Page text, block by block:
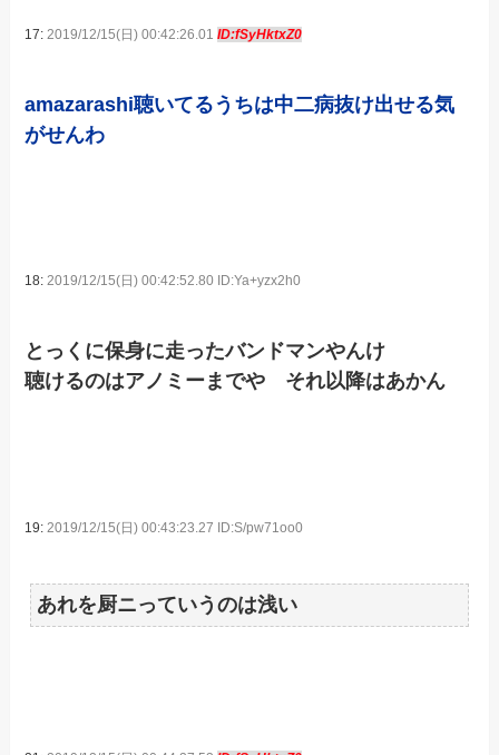
17: 2019/12/15(日) 00:42:26.01ID:fSyHktxZ0
amazarashi聴いてるうちは中二病抜け出せる気
がせんわ
18:2019/12/15(日) 00:42:52.80 ID:Ya+yzx2h0
とっくに保身に走ったバンドマンやんけ
聴けるのはアノミーまでや それ以降はあかん
19:2019/12/15(日) 00:43:23.27 ID:S/pw71oo0
あれを厨ニっていうのは浅い